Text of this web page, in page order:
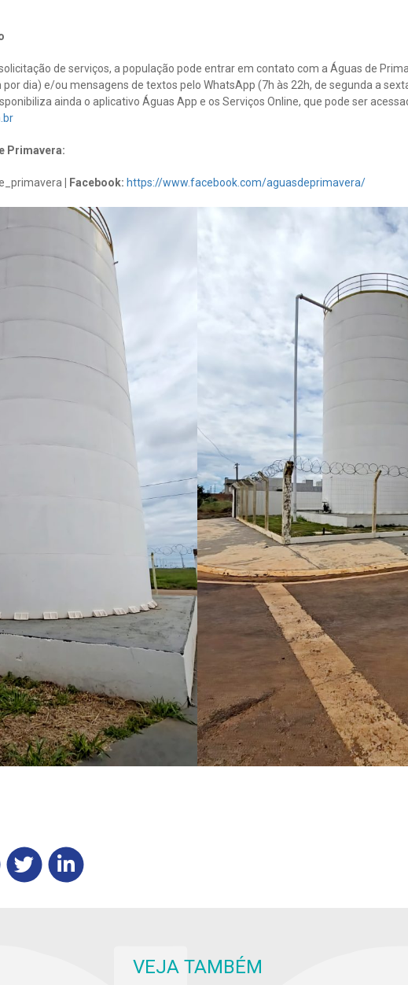
de serviços, a população pode entrar em contato com a Águas de
por dia) e/ou mensagens de textos pelo WhatsApp (7h às 22h, de segunda a
ainda o aplicativo Águas App e os Serviços Online, que pode ser
Primavera:
| Facebook: https://www.facebook.com/aguasdeprimavera/
VEJA TAMBÉM